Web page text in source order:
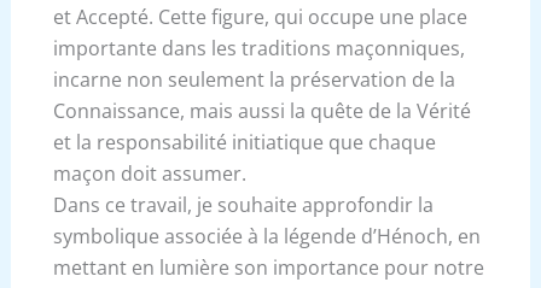
et Accepté. Cette figure, qui occupe une place
importante dans les traditions maçonniques,
incarne non seulement la préservation de la
Connaissance, mais aussi la quête de la Vérité
et la responsabilité initiatique que chaque
maçon doit assumer.
Dans ce travail, je souhaite approfondir la
symbolique associée à la légende d’Hénoch, en
mettant en lumière son importance pour notre